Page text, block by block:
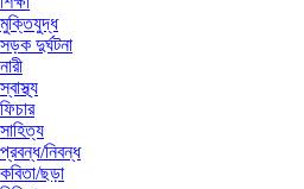
মুক্তিযুদ্ধ
সড়ক দুর্ঘটনা
নারী
স্বাস্থ্য
ফিচার
সাহিত্য
প্রবন্ধ/নিবন্ধ
কবিতা/ছড়া